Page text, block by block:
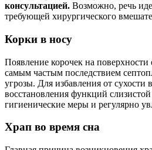
консультацией. Возможно, речь
требующей хирургического
Корки в носу
Появление корочек на поверхности
самым частым последствием
угрозы. Для избавления от сухости
восстановления функций
гигиенические меры и регулярно
Храп во время сна